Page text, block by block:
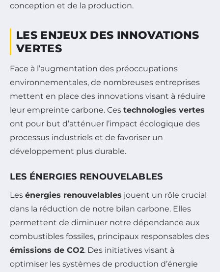
conception et de la production.
LES ENJEUX DES INNOVATIONS
VERTES
Face à l’augmentation des préoccupations
environnementales, de nombreuses entreprises
mettent en place des innovations visant à réduire
leur empreinte carbone. Ces technologies vertes
ont pour but d’atténuer l’impact écologique des
processus industriels et de favoriser un
développement plus durable.
LES ÉNERGIES RENOUVELABLES
Les énergies renouvelables jouent un rôle crucial
dans la réduction de notre bilan carbone. Elles
permettent de diminuer notre dépendance aux
combustibles fossiles, principaux responsables des
émissions de CO2. Des initiatives visant à
optimiser les systèmes de production d’énergie